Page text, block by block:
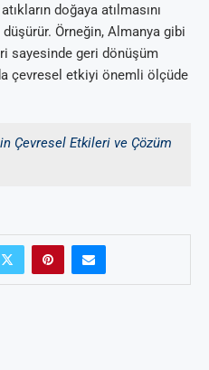
doğaya atılmasını
Örneğin, Almanya gibi
sayesinde geri dönüşüm
çevresel etkiyi önemli ölçüde
Çevresel Etkileri ve Çözüm